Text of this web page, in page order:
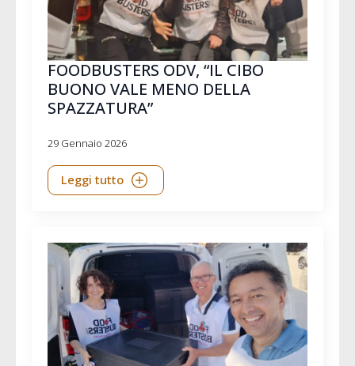
FOODBUSTERS ODV, “IL CIBO
BUONO VALE MENO DELLA
SPAZZATURA”
29 Gennaio 2026
Leggi tutto